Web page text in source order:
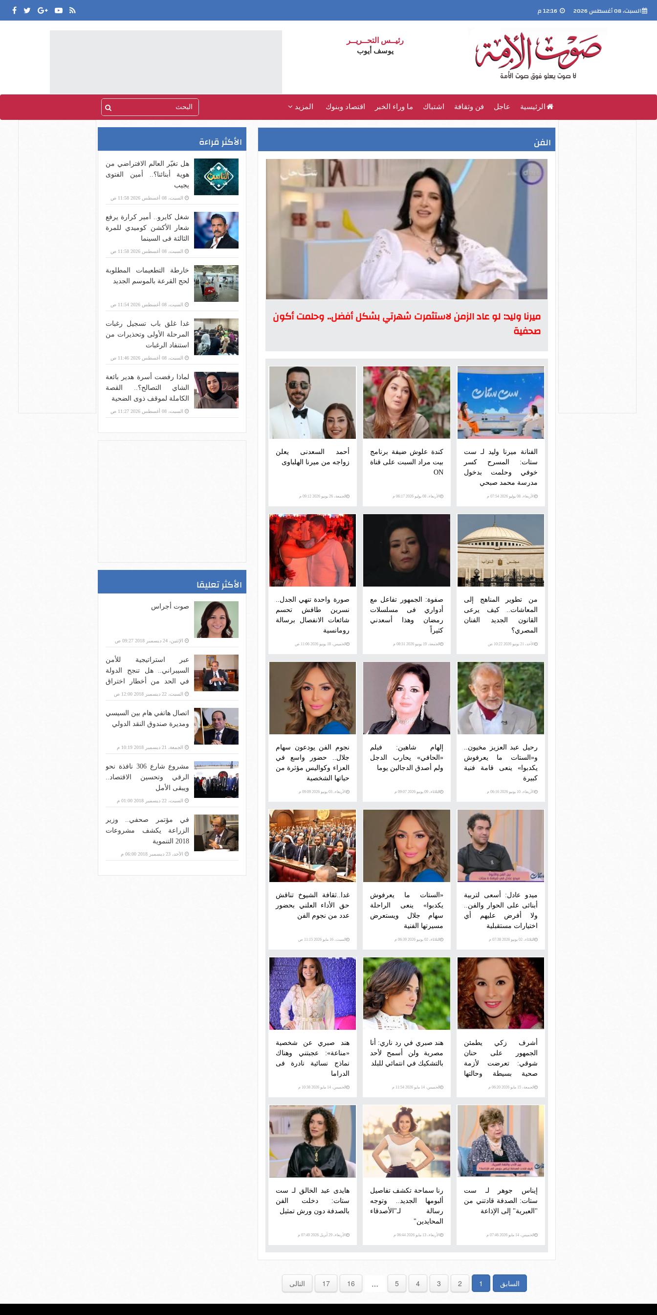
السبت، 08 أغسطس 2026
رئيــس التحــريــر
يوسف أيوب
الرئيسية عاجل فن وثقافة اشتباك ما وراء الخبر اقتصاد وبنوك المزيد
الفن
ميرنا وليد: لو عاد الزمن لاستثمرت شهرتي بشكل أفضل.. وحلمت أكون
صحفية
الفنانة ميرنا وليد لـ ست
ستات: المسرح كسر
خوفي وحلمت بدخول
مدرسة محمد صبحي
الأربعاء، 08 يوليو 2026 07:54 م
كندة علوش ضيفة برنامج
بيت مراد السبت على قناة
ON
الأربعاء، 08 يوليو 2026 06:17 م
أحمد السعدنى يعلن
زواجه من ميرنا الهلباوى
الجمعة، 26 يونيو 2026 09:12 م
من تطوير المناهج إلى
المعاشات.. كيف يرعى
القانون الجديد الفنان
المصري؟
الأحد، 21 يونيو 2026 10:22 ص
صفوة: الجمهور تفاعل مع
أدواري فى مسلسلات
رمضان وهذا أسعدني
كثيراً
الجمعة، 19 يونيو 2026 08:31 م
صورة واحدة تنهي الجدل..
نسرين طافش تحسم
شائعات الانفصال برسالة
رومانسية
الخميس، 18 يونيو 2026 11:06 ص
رحيل عبد العزيز مخيون..
و«الستات ما يعرفوش
يكدبوا» ينعى قامة فنية
كبيرة
الأربعاء، 10 يونيو 2026 06:16 م
إلهام شاهين: فيلم
«الحافي» يحارب الدجل
ولم أصدق الدجالين يوما
الثلاثاء، 09 يونيو 2026 09:07 م
نجوم الفن يودعون سهام
جلال.. حضور واسع في
العزاء وكواليس مؤثرة من
حياتها الشخصية
الأربعاء، 03 يونيو 2026 09:09 م
ميدو عادل: أسعى لتربية
أبنائى على الحوار والفن..
ولا أفرض عليهم أي
اختيارات مستقبلية
الثلاثاء، 02 يونيو 2026 07:38 م
«الستات ما يعرفوش
يكدبوا» ينعى الراحلة
سهام جلال ويستعرض
مسيرتها الفنية
الثلاثاء، 02 يونيو 2026 06:39 م
غدا..ثقافة الشيوخ تناقش
حق الأداء العلني بحضور
عدد من نجوم الفن
السبت، 16 مايو 2026 11:15 ص
أشرف زكي يطمئن
الجمهور على حنان
شوقي: تعرضت لأزمة
صحية بسيطة وحالتها
مستقرة
الجمعة، 15 مايو 2026 06:20 م
هند صبري في رد ناري: أنا
مصرية ولن أسمح لأحد
بالتشكيك في انتمائي للبلد
الخميس، 14 مايو 2026 11:54 م
هند صبري عن شخصية
«مناعة»: عجبتني وهناك
نماذج نسائية نادرة فى
الدراما
الخميس، 14 مايو 2026 10:38 م
إيناس جوهر لـ ست
ستات: الصدفة قادتني من
"العبرية" إلى الإذاعة
الخميس، 14 مايو 2026 07:46 م
رنا سماحة تكشف تفاصيل
ألبومها الجديد.. وتوجه
رسالة لـ"الأصدقاء
المحايدين"
الأربعاء، 13 مايو 2026 06:44 م
هايدى عبد الخالق لـ ست
ستات: دخلت الفن
بالصدفة دون ورش تمثيل
الأربعاء، 29 أبريل 2026 07:49 م
السابق 1
2
3
4
5
…
16
17 التالى
الأكثر قراءة
هل تغيّر العالم الافتراضي من
هوية أبنائنا؟.. أمين الفتوى
يجيب
السبت، 08 أغسطس 2026 11:58 ص
شغل كايرو.. أمير كرارة يرفع
شعار الأكشن كوميدي للمرة
الثالثة فى السينما
السبت، 08 أغسطس 2026 11:58 ص
خارطة التطعيمات المطلوبة
لحج القرعة بالموسم الجديد
السبت، 08 أغسطس 2026 11:54 ص
غدا غلق باب تسجيل رغبات
المرحلة الأولى وتحذيرات من
استنفاد الرغبات
السبت، 08 أغسطس 2026 11:46 ص
لماذا رفضت أسرة هدير بائعة
الشاي التصالح؟.. القصة
الكاملة لموقف ذوى الضحية
السبت، 08 أغسطس 2026 11:27 ص
الأكثر تعليقا
صوت أجراس
الإثنين، 24 ديسمبر 2018 09:27 ص
عبر استراتيجية للأمن
السيبراني.. هل تنجح الدولة
في الحد من أخطار اختراق
بنية الاتصالات؟
السبت، 22 ديسمبر 2018 12:00 ص
اتصال هاتفي هام بين السيسي
ومديرة صندوق النقد الدولي
الجمعة، 21 ديسمبر 2018 10:19 م
مشروع شارع 306 نافذة نحو
الرقي وتحسين الاقتصاد..
ويبقى الأمل
السبت، 22 ديسمبر 2018 01:00 م
في مؤتمر صحفي.. وزير
الزراعة يكشف مشروعات
2018 التنموية
الأحد، 23 ديسمبر 2018 06:00 م